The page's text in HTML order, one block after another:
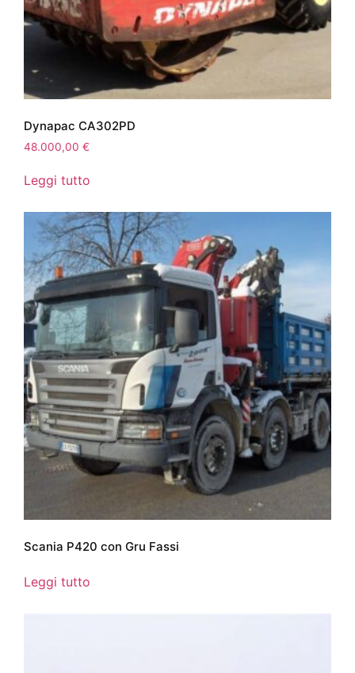
Dynapac CA302PD
48.000,00 €
Leggi tutto
Scania P420 con Gru Fassi
Leggi tutto